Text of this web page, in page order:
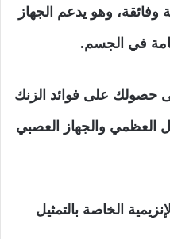
وهو يدعم الجهاز
في الجسم.
حصولك على فوائد الزنك
العظمي والجهاز العصبي
الخاصة بالتمثيل